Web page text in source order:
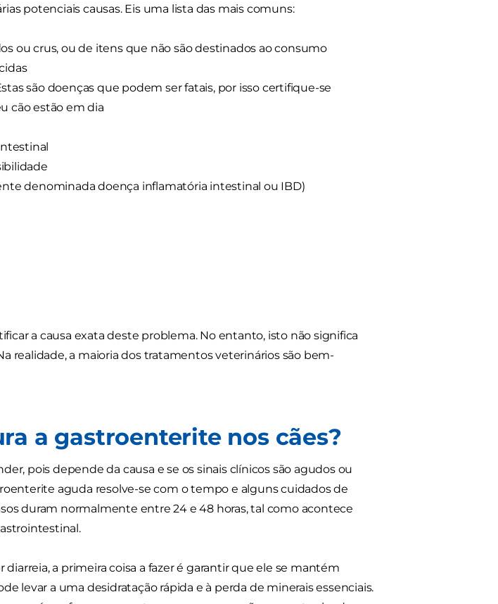
potenciais causas. Eis uma lista das mais comuns:
ou crus, ou de itens que não são destinados ao consumo
são doenças que podem ser fatais, por isso certifique-se
cão estão em dia
denominada doença inflamatória intestinal ou IBD)
a causa exata deste problema. No entanto, isto não significa
realidade, a maioria dos tratamentos veterinários são bem-
a gastroenterite nos cães?
pois depende da causa e se os sinais clínicos são agudos ou
aguda resolve-se com o tempo e alguns cuidados de
duram normalmente entre 24 e 48 horas, tal como acontece
a primeira coisa a fazer é garantir que ele se mantém
levar a uma desidratação rápida e à perda de minerais essenciais.